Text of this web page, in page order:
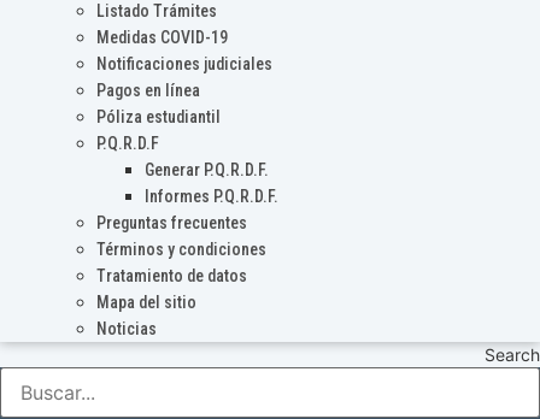
Listado Trámites
Medidas COVID-19
Notificaciones judiciales
Pagos en línea
Póliza estudiantil
P.Q.R.D.F
Generar P.Q.R.D.F.
Informes P.Q.R.D.F.
Preguntas frecuentes
Términos y condiciones
Tratamiento de datos
Mapa del sitio
Noticias
Search